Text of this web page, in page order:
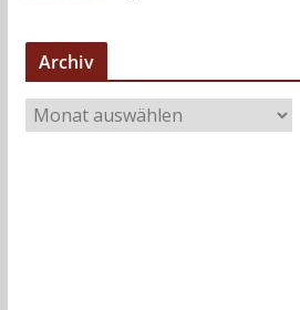
Archiv
r